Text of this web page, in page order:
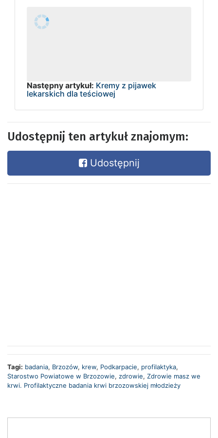
Następny artykuł: Kremy z pijawek
lekarskich dla teściowej
Udostępnij ten artykuł znajomym:
Udostępnij
Tagi: badania, Brzozów, krew, Podkarpacie, profilaktyka,
Starostwo Powiatowe w Brzozowie, zdrowie, Zdrowie masz we
krwi. Profilaktyczne badania krwi brzozowskiej młodzieży